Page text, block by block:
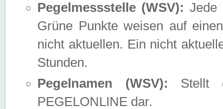
Pegelmessstelle (WSV): Jede
Grüne Punkte weisen auf
nicht aktuellen. Ein nicht
Stunden.
Pegelnamen (WSV): Stellt
PEGELONLINE dar.